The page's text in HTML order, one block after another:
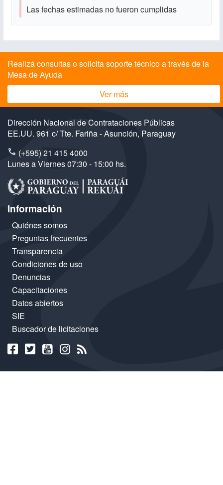
Las fechas estimadas no fueron cumplidas
Realizá consultas o solicita soporte técnico a través de la
Mesa de Ayuda
Ver más
Dirección Nacional de Contrataciones Públicas
EE.UU. 961 c/ Tte. Fariña - Asunción, Paraguay
(+595) 21 415 4000
Lunes a Viernes 07:30 - 15:00 hs.
Información
Quiénes somos
Preguntas frecuentes
Transparencia
Condiciones de uso
Denuncias
Capacitaciones
Datos abiertos
SIE
Buscador de licitaciones